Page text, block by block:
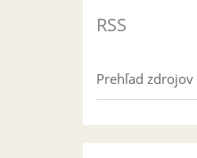
RSS
Prehľad zdrojov